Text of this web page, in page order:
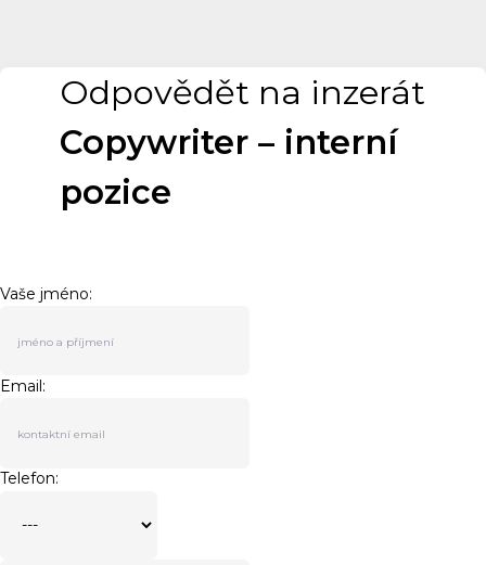
Odpovědět na inzerát
Copywriter – interní
pozice
Vaše jméno:
Email:
Telefon: